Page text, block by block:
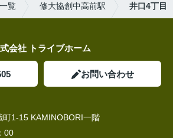
覧 修大協創中高前駅 井口4丁目
会社 トライブホーム
お問い合わせ
町1-15 KAMINOBORI一階
00